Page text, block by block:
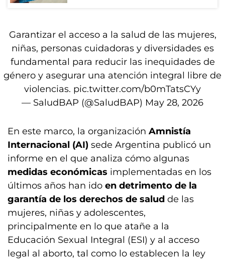
Garantizar el acceso a la salud de las mujeres,
niñas, personas cuidadoras y diversidades es
fundamental para reducir las inequidades de
género y asegurar una atención integral libre de
violencias. pic.twitter.com/b0mTatsCYy
— SaludBAP (@SaludBAP) May 28, 2026
En este marco, la organización Amnistía
Internacional (AI) sede Argentina publicó un
informe en el que analiza cómo algunas
medidas económicas implementadas en los
últimos años han ido en detrimento de la
garantía de los derechos de salud de las
mujeres, niñas y adolescentes,
principalmente en lo que atañe a la
Educación Sexual Integral (ESI) y al acceso
legal al aborto, tal como lo establecen la ley